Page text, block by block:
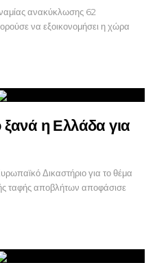
ανακύκλωσης 62
να εξοικονομήσει η χώρα
η Ελλάδα για
Δικαστήριο για το θέμα
ταφής αποβλήτων αποφάσισε